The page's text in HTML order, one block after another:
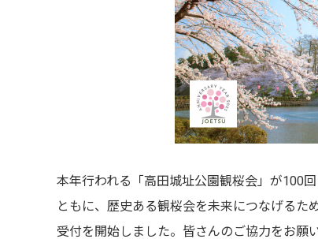
本年行われる「高田城址公園観桜会」が100
ともに、歴史ある観桜会を未来につなげるた
受付を開始しました。皆さんのご協力をお願い